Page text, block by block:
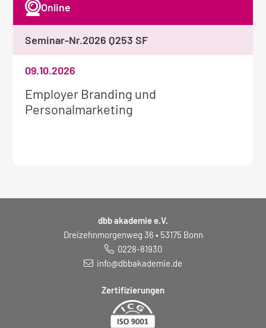
Weitere
Informationen
Employer Branding und
Personalmarketing
09.10.2026
Online
Seminar-Nr.2026 Q253 SF
dbb akademie e.V.
Dreizehnmorgenweg 36 • 53175 Bonn
0228-81930
info@dbbakademie.de
Zertifizierungen